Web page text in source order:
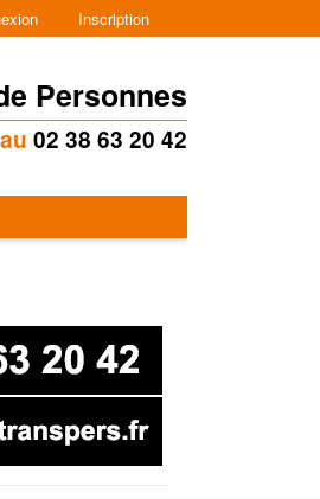
Inscription
Personnes
02 38 63 20 42